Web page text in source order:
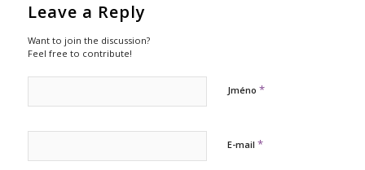
Leave a Reply
Want to join the discussion?
Feel free to contribute!
Jméno *
E-mail *